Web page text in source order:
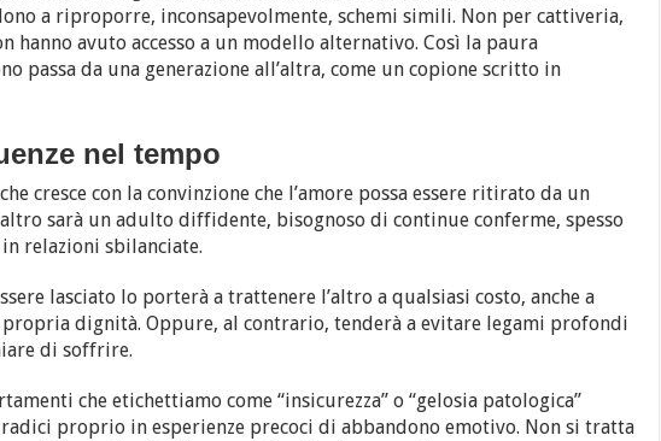
a riproporre, inconsapevolmente, schemi simili. Non per cattiveria,
hanno avuto accesso a un modello alternativo. Così la paura
passa da una generazione all’altra, come un copione scritto in
nel tempo
cresce con la convinzione che l’amore possa essere ritirato da un
sarà un adulto diffidente, bisognoso di continue conferme, spesso
relazioni sbilanciate.
lasciato lo porterà a trattenere l’altro a qualsiasi costo, anche a
dignità. Oppure, al contrario, tenderà a evitare legami profondi
di soffrire.
che etichettiamo come “insicurezza” o “gelosia patologica”
proprio in esperienze precoci di abbandono emotivo. Non si tratta